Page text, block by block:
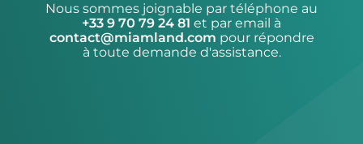
Nous sommes joignable par téléphone au
+33 9 70 79 24 81 et par email à
contact@miamland.com pour répondre
à toute demande d'assistance.